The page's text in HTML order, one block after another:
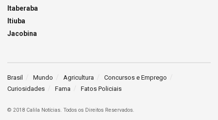
Itaberaba
Itiuba
Jacobina
Brasil Mundo Agricultura
Concursos e Emprego
Curiosidades
Fama Fatos Policiais
© 2018 Calila Notícias. Todos os Direitos Reservados.